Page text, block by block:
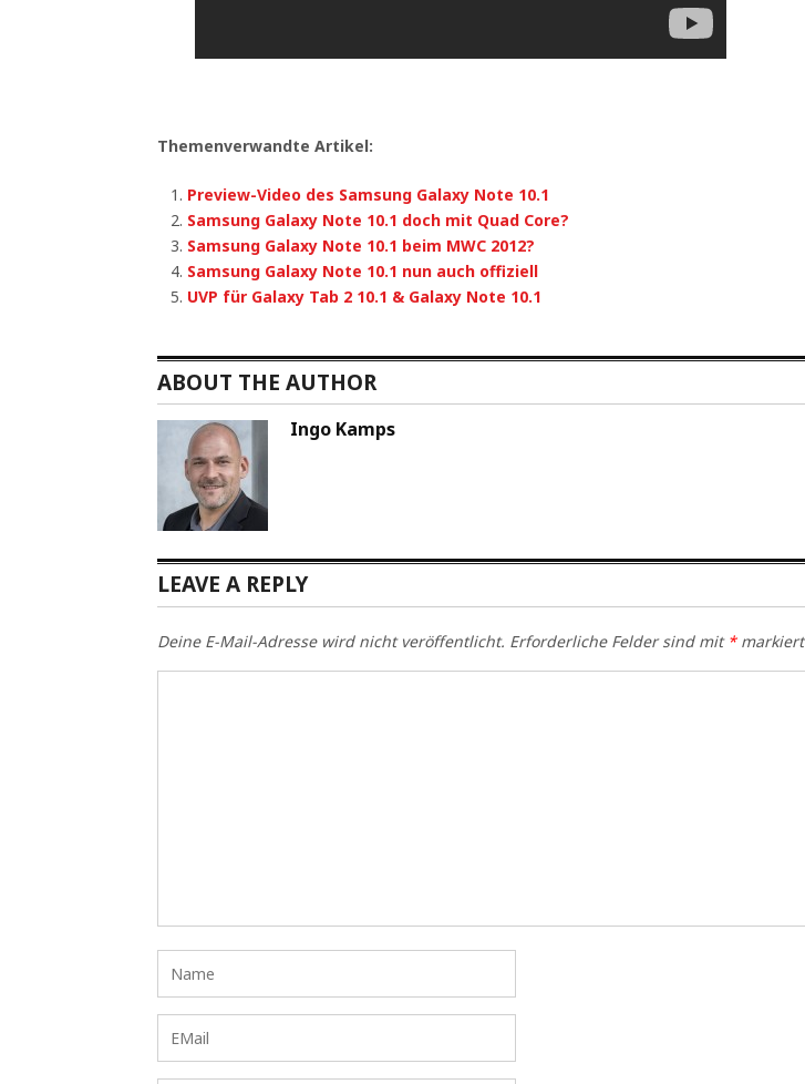
Themenverwandte Artikel:
Preview-Video des Samsung Galaxy Note 10.1
Samsung Galaxy Note 10.1 doch mit Quad Core?
Samsung Galaxy Note 10.1 beim MWC 2012?
Samsung Galaxy Note 10.1 nun auch offiziell
UVP für Galaxy Tab 2 10.1 & Galaxy Note 10.1
ABOUT THE AUTHOR
Ingo Kamps
LEAVE A REPLY
Deine E-Mail-Adresse wird nicht veröffentlicht. Erforderliche Felder sind mit *markiert